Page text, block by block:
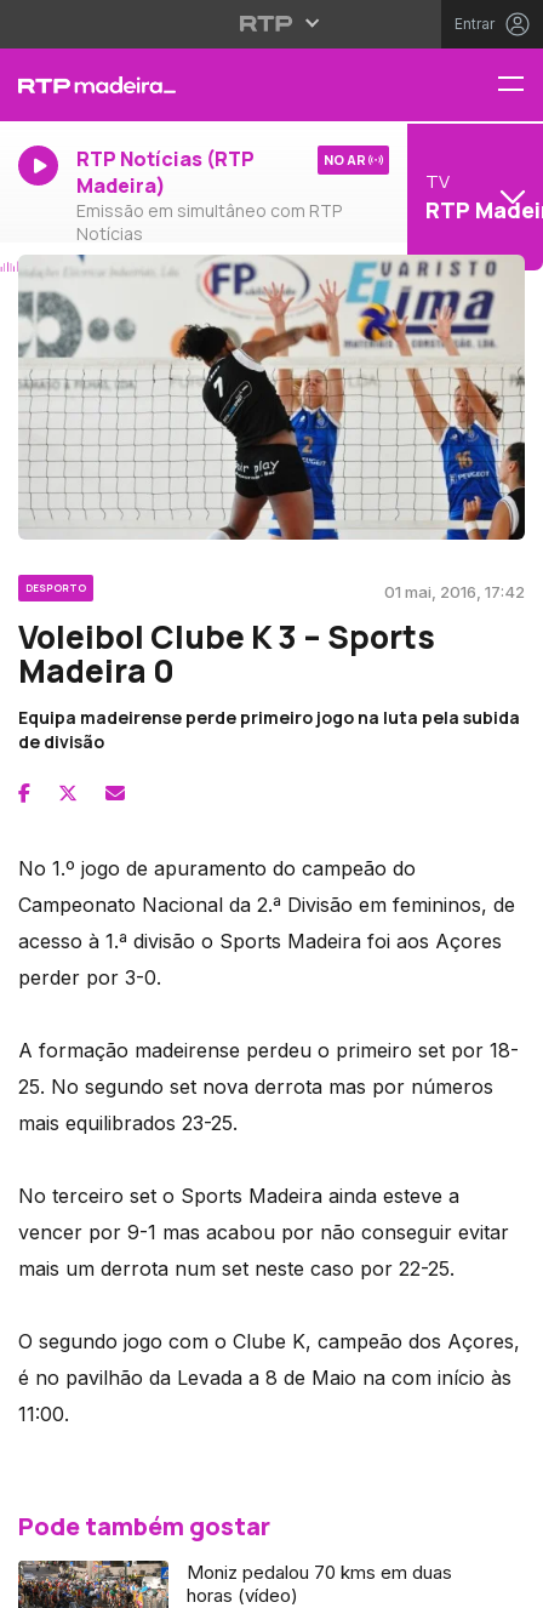
Entrar
RTP Notícias (RTP
Madeira)
Emissão em simultâneo com RTP
Notícias
NO AR
TV
RTP
DESPORTO 01 mai, 2016, 17:42
Voleibol Clube K 3 – Sports
Madeira 0
Equipa madeirense perde primeiro jogo na luta pela subida
de divisão
No 1.º jogo de apuramento do campeão do
Campeonato Nacional da 2.ª Divisão em femininos, de
acesso à 1.ª divisão o Sports Madeira foi aos Açores
perder por 3-0.
A formação madeirense perdeu o primeiro set por 18-
25. No segundo set nova derrota mas por números
mais equilibrados 23-25.
No terceiro set o Sports Madeira ainda esteve a
vencer por 9-1 mas acabou por não conseguir evitar
mais um derrota num set neste caso por 22-25.
O segundo jogo com o Clube K, campeão dos Açores,
é no pavilhão da Levada a 8 de Maio na com início às
11:00.
Pode também gostar
Moniz pedalou 70 kms em duas
horas (vídeo)